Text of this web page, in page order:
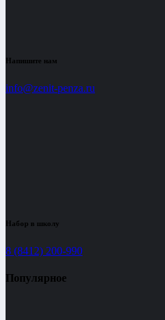
Напишите нам
info@zenit-penza.ru
Набор в школу
8 (8412) 200-990
Популярное